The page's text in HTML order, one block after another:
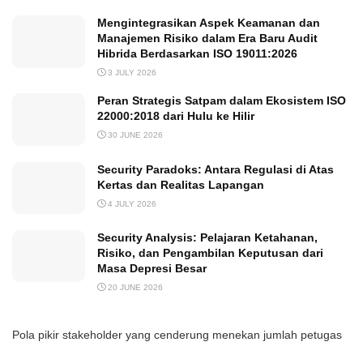
Mengintegrasikan Aspek Keamanan dan
Manajemen Risiko dalam Era Baru Audit
Hibrida Berdasarkan ISO 19011:2026
3 JULY 2026
Peran Strategis Satpam dalam Ekosistem ISO
22000:2018 dari Hulu ke Hilir
30 JUNE 2026
Security Paradoks: Antara Regulasi di Atas
Kertas dan Realitas Lapangan
4 JULY 2026
Security Analysis: Pelajaran Ketahanan,
Risiko, dan Pengambilan Keputusan dari
Masa Depresi Besar
20 JUNE 2026
Pola pikir stakeholder yang cenderung menekan jumlah petugas